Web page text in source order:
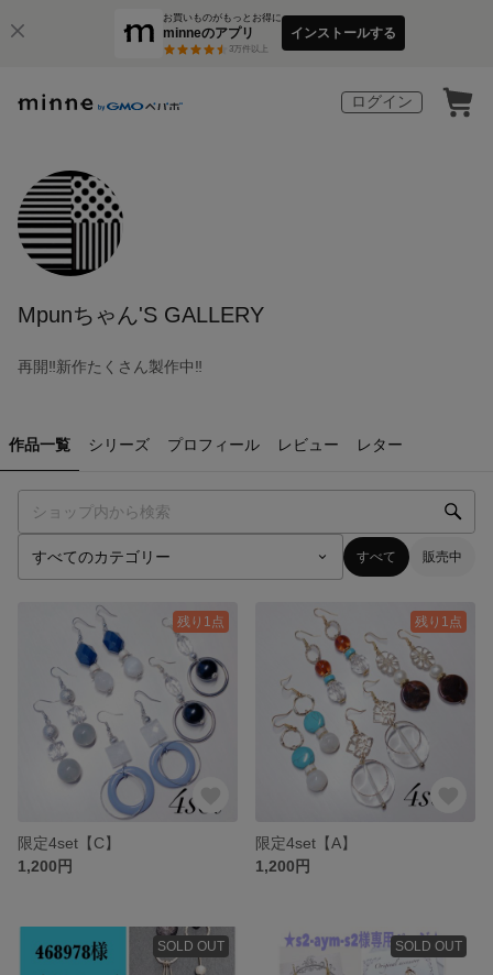
お買いものがもっとお得に
minneのアプリ
3万件以上
インストールする
ログイン
Mpunちゃん'S GALLERY
再開‼︎新作たくさん製作中‼︎
作品一覧 シリーズ プロフィール レビュー レター
すべて 販売中
残り1点
限定4set【C】
1,200円
残り1点
限定4set【A】
1,200円
SOLD OUT SOLD OUT